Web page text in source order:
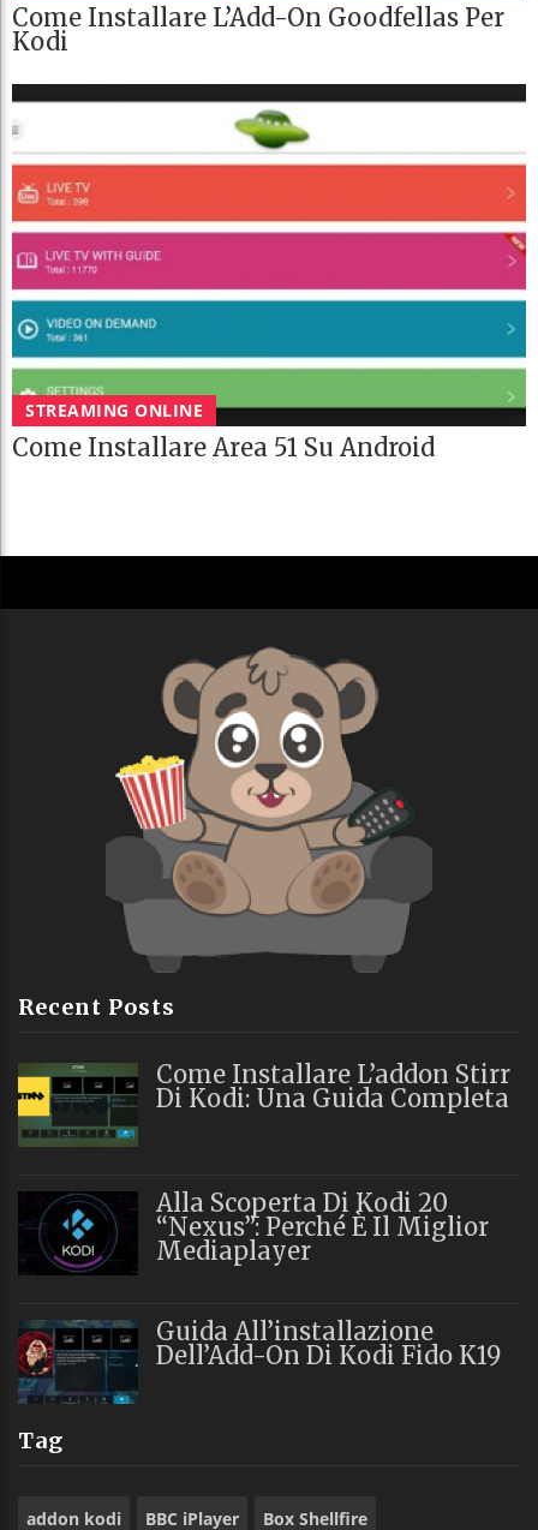
Come Installare L’Add-On Goodfellas Per
Kodi
STREAMING ONLINE
Come Installare Area 51 Su Android
Recent Posts
Come Installare L’addon Stirr
Di Kodi: Una Guida Completa
Alla Scoperta Di Kodi 20
“Nexus”: Perché È Il Miglior
Mediaplayer
Guida All’installazione
Dell’Add-On Di Kodi Fido K19
Tag
addon kodi BBC iPlayer Box Shellfire